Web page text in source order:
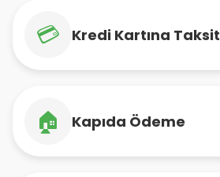
💳 Kredi Kartına Taksit
🏠 Kapıda Ödeme